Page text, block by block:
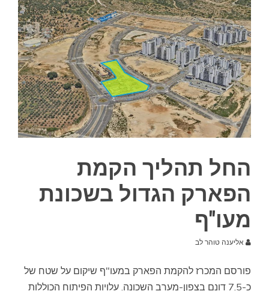
החל תהליך הקמת
הפארק הגדול בשכונת
מעו"ף
אליענה טוהר לב
פורסם המכרז להקמת הפארק במעו"ף שיקום על שטח של
כ-7.5 דונם בצפון-מערב השכונה. עלויות הפיתוח הכוללות